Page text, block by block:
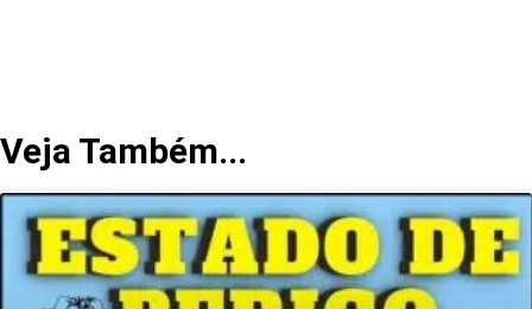
Veja Também...